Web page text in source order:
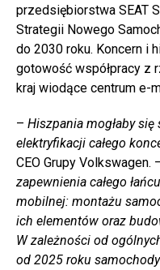
przedsiębiorstwa SEAT
Strategii Nowego
do 2030 roku. Koncern i
gotowość współpracy z
kraj wiodące centrum e-
– Hiszpania mogłaby
elektryfikacji całego
CEO Grupy Volkswagen.
zapewnienia całego
mobilnej: montażu
ich elementów oraz
W zależności od
od 2025 roku